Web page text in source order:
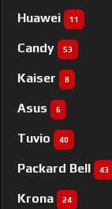
Huawei 11
Candy 53
Kaiser 8
Asus 6
Tuvio 40
Packard Bell 43
Krona 24